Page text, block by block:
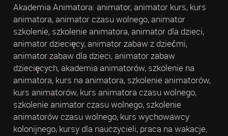
Akademia Animatora: animator, animator kurs, kurs
animatora, animator czasu wolnego, animator
szkolenie, szkolenie animatora, animator dla dzieci,
animator dziecięcy, animator zabaw z dziećmi,
animator zabaw dla dzieci, animator zabaw
dziecięcych, akademia animatorów, szkolenie na
animatora, kurs na animatora, szkolenie animatorów,
kurs animatorów, kurs animatora czasu wolnego,
szkolenie animator czasu wolnego, szkolenie
animatorów czasu wolnego, kurs wychowawcy
kolonijnego, kursy dla nauczycieli, praca na wakacje,